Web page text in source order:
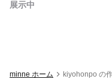
展示中
minne ホーム kiyohonpo の